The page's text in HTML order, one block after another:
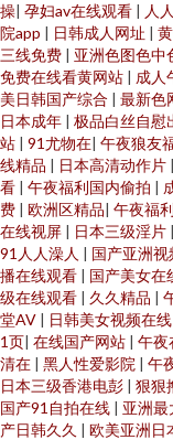
操| 孕妇av在线观看 | 人
院app | 日韩成人网址 |
三线免费 | 亚洲色图色中
免费在线看黄网站 | 成人
美日韩国产综合 | 最新色
日本成年 | 极品白丝自慰
站 | 91尤物在| 午夜狼友
线精品 | 日本高清动作片 |
看 | 午夜福利国内偷拍 |
费 | 欧洲区精品| 午夜福
在线视屏 | 日本三级淫片 |
91人人澡人 | 国产亚洲视
播在线观看 | 国产美女在
级在线观看 | 久久精品 |
堂AV | 日韩美女视频在线
1页| 在线国产网站 | 午夜
清在 | 黑人性爱影院 | 午
日本三级香港电彭 | 狠狠
国产91自拍在线 | 亚洲最
产日韩久久 | 欧美亚洲日